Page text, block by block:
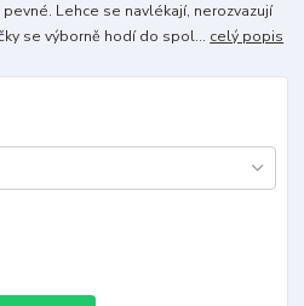
Lehce se navlékají, nerozvazují
se výborně hodí do spol... celý popis